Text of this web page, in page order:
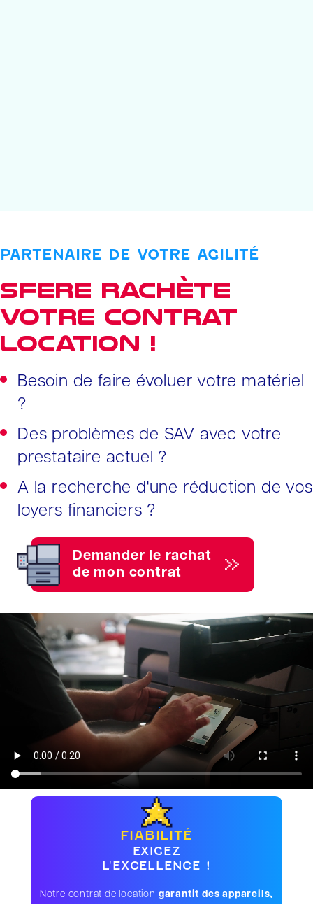
PARTENAIRE DE VOTRE AGILITÉ
SFERE rachète
votre contrat
location !
Besoin de faire évoluer votre matériel
?
Des problèmes de SAV avec votre
prestataire actuel ?
A la recherche d'une réduction de vos
loyers financiers ?
Demander le rachat
de mon contrat
FIABILITÉ
EXIGEZ
L'EXCELLENCE !
Notre contrat de location garantit des appareils,